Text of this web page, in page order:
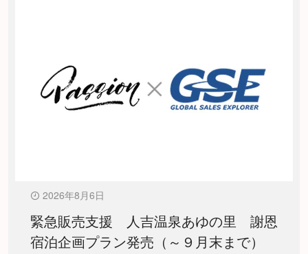
2026年8月6日
緊急販売支援 人吉温泉あゆの里 謝恩
宿泊企画プラン発売（～９月末まで）